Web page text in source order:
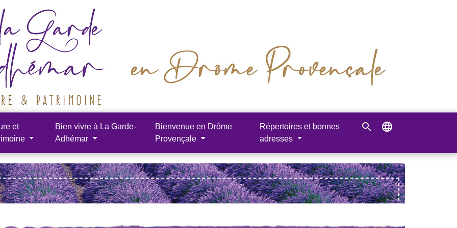
et
Bien vivre à La Garde-
Adhémar
Bienvenue en Drôme
Provençale
Répertoires et bonnes
adresses
search language